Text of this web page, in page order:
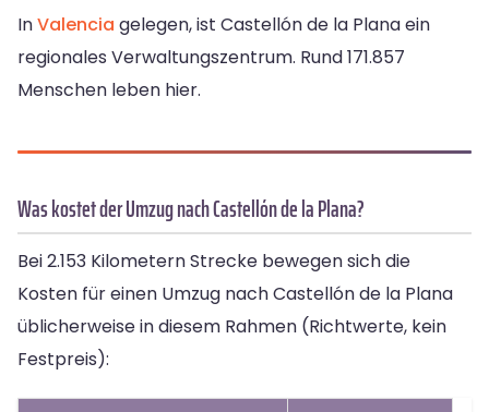
InValencia gelegen, ist Castellón de la Plana ein
regionales Verwaltungszentrum. Rund 171.857
Menschen leben hier.
Was kostet der Umzug nach Castellón de la Plana?
Bei 2.153 Kilometern Strecke bewegen sich die
Kosten für einen Umzug nach Castellón de la Plana
üblicherweise in diesem Rahmen (Richtwerte, kein
Festpreis):